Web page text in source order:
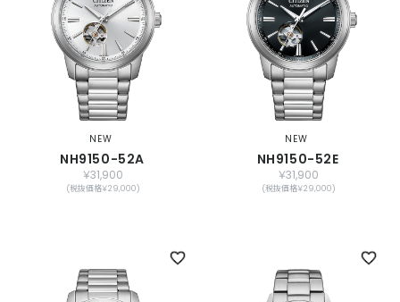
NEW
NH9150-52A
￥31,900
(税抜価格￥29,000)
NEW
NH9150-52E
￥31,900
(税抜価格￥29,000)